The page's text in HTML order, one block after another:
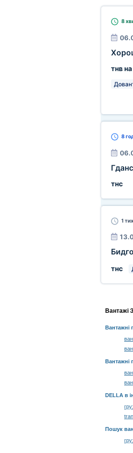
8
тнв
8
тнс
1
тнс
Вантажі
Вантажні
Вантажні
DELLA в
Пошук